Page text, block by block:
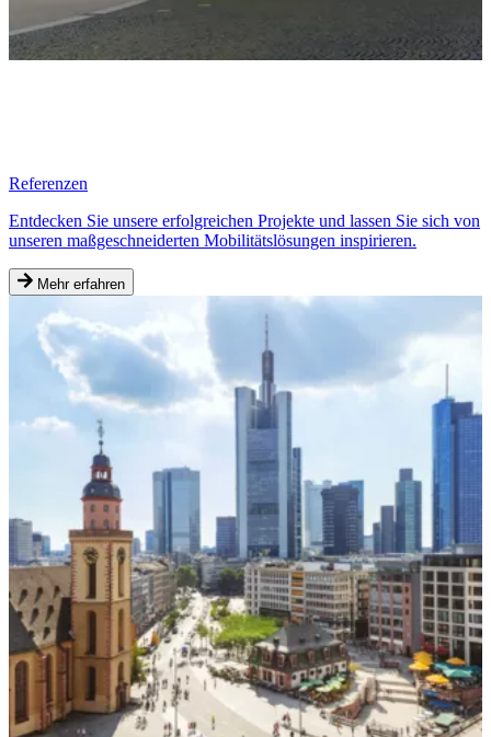
Referenzen
Entdecken Sie unsere erfolgreichen Projekte und lassen Sie sich von
unseren maßgeschneiderten Mobilitätslösungen inspirieren.
Mehr erfahren